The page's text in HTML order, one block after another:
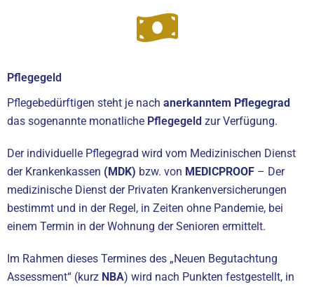
Pflegegeld
Pflegebedürftigen steht je nach anerkanntem Pflegegrad
das sogenannte monatliche Pflegegeld zur Verfügung.
Der individuelle Pflegegrad wird vom Medizinischen Dienst
der Krankenkassen (MDK) bzw. von MEDICPROOF – Der
medizinische Dienst der Privaten Krankenversicherungen
bestimmt und in der Regel, in Zeiten ohne Pandemie, bei
einem Termin in der Wohnung der Senioren ermittelt.
Im Rahmen dieses Termines des „Neuen Begutachtung
Assessment“ (kurz NBA) wird nach Punkten festgestellt, in